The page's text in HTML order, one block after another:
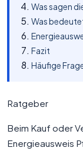
Was sagen
Was
Fazit
Häufige
Ratgeber
Beim Kauf oder
Energieausweis